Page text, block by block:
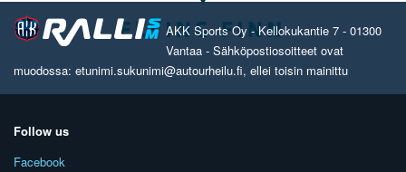
AKK Sports Oy - Kellokukantie 7 - 01300
Vantaa - Sähköpostiosoitteet ovat
muodossa: etunimi.sukunimi@autourheilu.fi, ellei toisin mainittu
Follow us
Facebook